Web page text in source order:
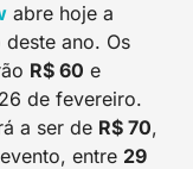
abre hoje a
ano. Os
R$ 60 e
de fevereiro.
a ser de R$ 70,
entre 29